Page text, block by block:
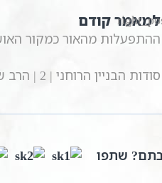
למאמר קודם
ההתפעלות מהאור כמקור
סודות הבניין הרוחני | 2 | הרב שקד אליהו פנחס | סולם יהודה | לימודי חסידות
שתפו